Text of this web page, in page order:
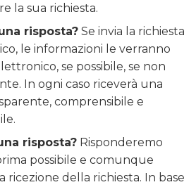
la sua richiesta.
risposta? Se invia la richiesta
le informazioni le verranno
se possibile, se non
In ogni caso riceverà una
comprensibile e
risposta? Risponderemo
possibile e comunque
ricezione della richiesta. In base